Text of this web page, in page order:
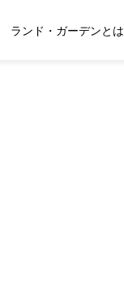
ランド・ガーデンとは